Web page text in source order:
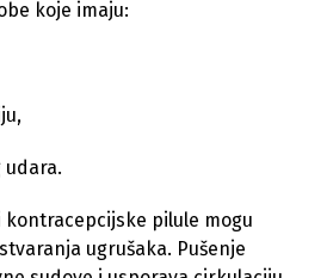
koje imaju:
udara.
pilule mogu
ugrušaka. Pušenje